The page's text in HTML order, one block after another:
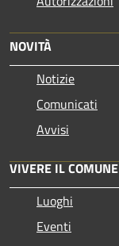
NOVITÀ
Notizie
Comunicati
Avvisi
VIVERE IL COMUNE
Luoghi
Eventi